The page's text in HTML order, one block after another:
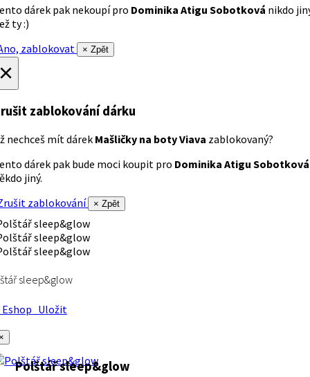
dárek pak nekoupí pro Dominika Atigu Sobotková nikdo
ty :)
zablokovat
× Zpět
zablokování dárku
nechceš mít dárek Mašličky na boty Viava zablokovaný?
dárek pak bude moci koupit pro Dominika Atigu Sobotková
jiný.
zablokování
× Zpět
sleep&glow
Uložit
Polštář sleep&glow